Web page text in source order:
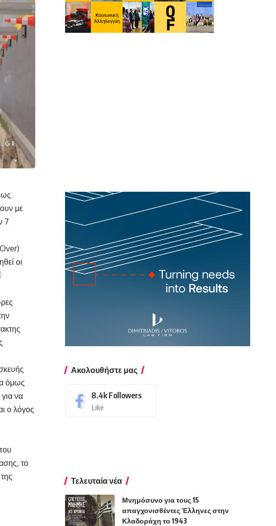
ως
με
7
οι
όμως
να
ο λόγος
το
Ακολουθήστε μας
8.4k Followers
Like
Τελευταία νέα
Μνημόσυνο για τους 15
απαγχονισθέντες Έλληνες στην
Κλαδοράχη το 1943